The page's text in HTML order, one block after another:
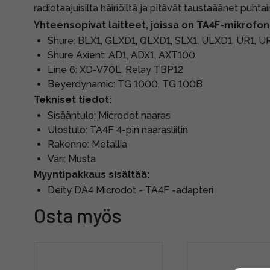
radiotaajuisilta häiriöiltä ja pitävät taustaäänet
Yhteensopivat laitteet, joissa on TA4F-
Shure: BLX1, GLXD1, QLXD1, SLX1, ULXD1, UR1,
Shure Axient: AD1, ADX1, AXT100
Line 6: XD-V70L, Relay TBP12
Beyerdynamic: TG 1000, TG 100B
Tekniset tiedot:
Sisääntulo: Microdot naaras
Ulostulo: TA4F 4-pin naarasliitin
Rakenne: Metallia
Väri: Musta
Myyntipakkaus sisältää:
Deity DA4 Microdot - TA4F -adapteri
Osta myös